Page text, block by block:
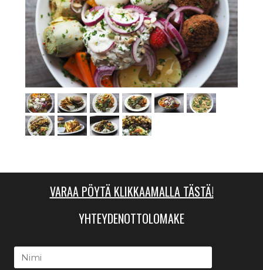
VARAA PÖYTÄ KLIKKAAMALLA TÄSTÄ!
YHTEYDENOTTOLOMAKE